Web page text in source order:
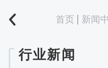
首页 新闻
行业新闻